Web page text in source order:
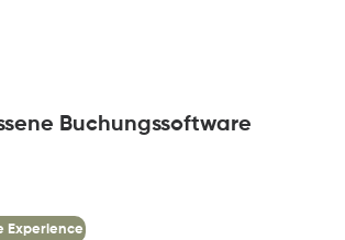
Buchungssoftware
Experience